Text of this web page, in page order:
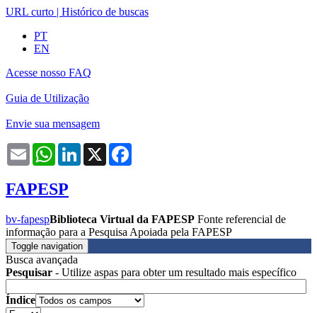
URL curto | Histórico de buscas
PT
EN
Acesse nosso FAQ
Guia de Utilização
Envie sua mensagem
Email WhatsAppLinkedIn
X
FAPESP
bv-fapespBiblioteca Virtual da FAPESP Fonte referencial de
informação para a Pesquisa Apoiada pela FAPESP
Toggle navigation
Busca avançada
Pesquisar - Utilize aspas para obter um resultado mais específico
Índice